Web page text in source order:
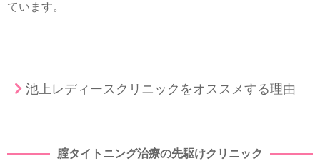
ています。
池上レディースクリニックをオススメする理由
腟タイトニング治療の先駆けクリニック